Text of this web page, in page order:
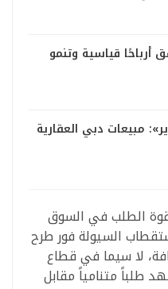
قياسية وتنمو
مبيعات دبي العقارية
الطلب في السوق
السيولة فور طرح
لا سيما في قطاع
طلباً متنامياً مقابل